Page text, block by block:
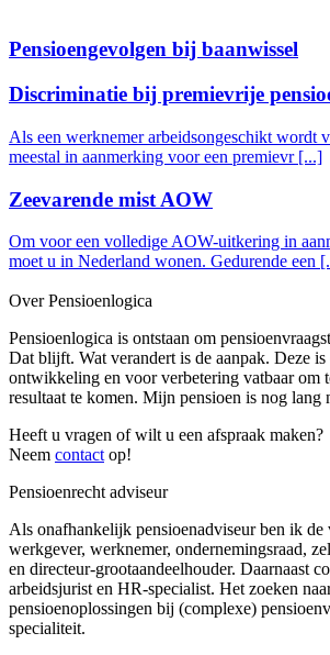
Pensioengevolgen bij baanwissel
Discriminatie bij premievrije
Als een werknemer arbeidsongeschikt wordt
meestal in aanmerking voor een premievr [...]
Zeevarende mist AOW
Om voor een volledige AOW-uitkering in
moet u in Nederland wonen. Gedurende een
Over Pensioenlogica
Pensioenlogica is ontstaan om
Dat blijft. Wat verandert is de aanpak. Deze
ontwikkeling en voor verbetering vatbaar om
resultaat te komen. Mijn pensioen is nog lang
Heeft u vragen of wilt u een afspraak maken?
Neem contact op!
Pensioenrecht adviseur
Als onafhankelijk pensioenadviseur ben ik de
werkgever, werknemer, ondernemingsraad,
en directeur-grootaandeelhouder. Daarnaast
arbeidsjurist en HR-specialist. Het zoeken
pensioenoplossingen bij (complexe)
specialiteit.